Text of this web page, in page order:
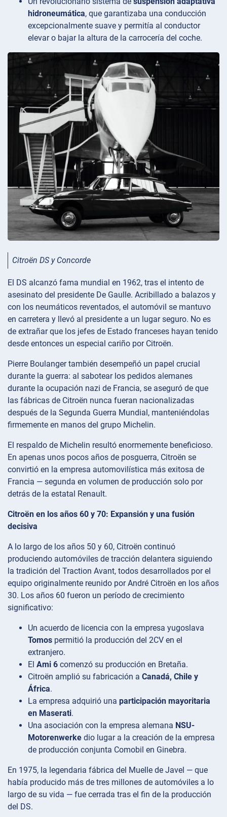
hidroneumática, que garantizaba una conducción
excepcionalmente suave y permitía al conductor
elevar o bajar la altura de la carrocería del coche.
Citroën DS y Concorde
El DS alcanzó fama mundial en 1962, tras el intento de
asesinato del presidente De Gaulle. Acribillado a balazos y
con los neumáticos reventados, el automóvil se mantuvo
en carretera y llevó al presidente a un lugar seguro. No es
de extrañar que los jefes de Estado franceses hayan tenido
desde entonces un especial cariño por Citroën.
Pierre Boulanger también desempeñó un papel crucial
durante la guerra: al sabotear los pedidos alemanes
durante la ocupación nazi de Francia, se aseguró de que
las fábricas de Citroën nunca fueran nacionalizadas
después de la Segunda Guerra Mundial, manteniéndolas
firmemente en manos del grupo Michelin.
El respaldo de Michelin resultó enormemente beneficioso.
En apenas unos pocos años de posguerra, Citroën se
convirtió en la empresa automovilística más exitosa de
Francia — segunda en volumen de producción solo por
detrás de la estatal Renault.
Citroën en los años 60 y 70: Expansión y una fusión
decisiva
A lo largo de los años 50 y 60, Citroën continuó
produciendo automóviles de tracción delantera siguiendo
la tradición del Traction Avant, todos desarrollados por el
equipo originalmente reunido por André Citroën en los años
30. Los años 60 fueron un período de crecimiento
significativo:
Un acuerdo de licencia con la empresa yugoslava
Tomos permitió la producción del 2CV en el
extranjero.
El Ami 6 comenzó su producción en Bretaña.
Citroën amplió su fabricación a Canadá, Chile y
África.
La empresa adquirió una participación mayoritaria
en Maserati.
Una asociación con la empresa alemana NSU-
Motorenwerke dio lugar a la creación de la empresa
de producción conjunta Comobil en Ginebra.
En 1975, la legendaria fábrica del Muelle de Javel — que
había producido más de tres millones de automóviles a lo
largo de su vida — fue cerrada tras el fin de la producción
del DS.